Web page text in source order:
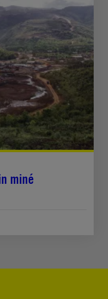
miné